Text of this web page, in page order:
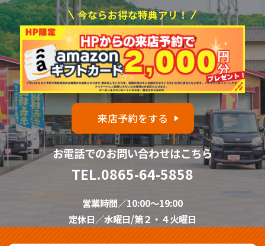
今ならお得な特典アリ！
来店予約をする
お電話でのお問い合わせはこちら
TEL.0865-64-5858
営業時間／10:00～19:00
定休日／水曜日/第２・４火曜日